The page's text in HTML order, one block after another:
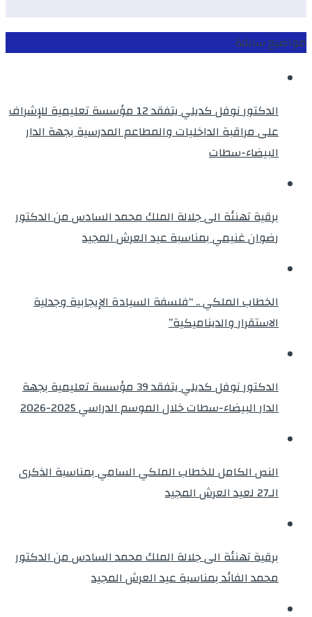
مواضيع سابقة
الدكتور نوفل كديلي يتفقد 12 مؤسسة تعليمية للإشراف
على مراقبة الداخليات والمطاعم المدرسية بجهة الدار
البيضاء-سطات
برقية تهنئة الى جلالة الملك محمد السادس من الدكتور
رضوان غنيمي بمناسبة عيد العرش المجيد
الخطاب الملكي .. “فلسفة السيادة الإيجابية وجدلية
الاستقرار والديناميكية”
الدكتور نوفل كديلي يتفقد 39 مؤسسة تعليمية بجهة
الدار البيضاء-سطات خلال الموسم الدراسي 2025-2026
النص الكامل للخطاب الملكي السامي بمناسبة الذكرى
الـ27 لعيد العرش المجيد
برقية تهنئة الى جلالة الملك محمد السادس من الدكتور
محمد الفائد بمناسبة عيد العرش المجيد